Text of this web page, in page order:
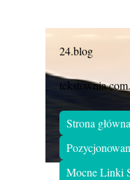
24.blog
Strona główna
Mocne Linki